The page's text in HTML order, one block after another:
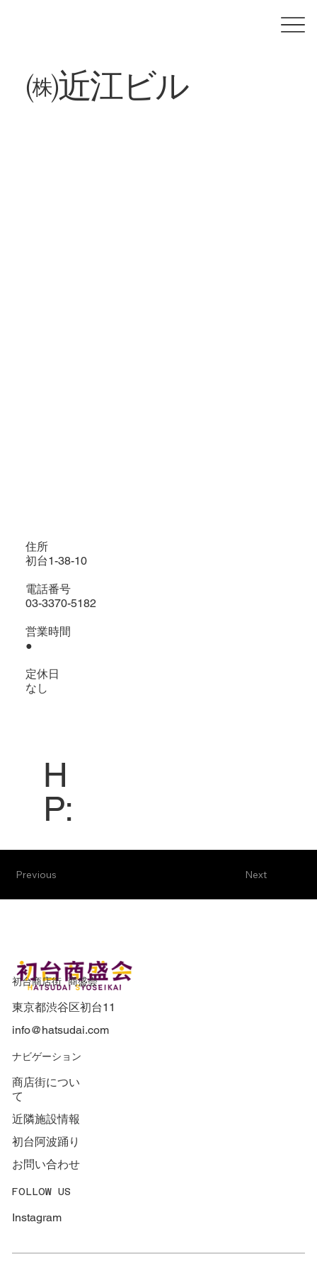
㈱近江ビル
住所
初台1-38-10
電話番号
03-3370-5182
営業時間
●
定休日
なし
H
P:
Next
Previous
初台商店街 商盛会
東京都渋谷区初台11
info@hatsudai.com
​ナビゲーション
商店街につい
て
近隣施設情報
初台阿波踊り
お問い合わせ
FOLLOW US
Instagram